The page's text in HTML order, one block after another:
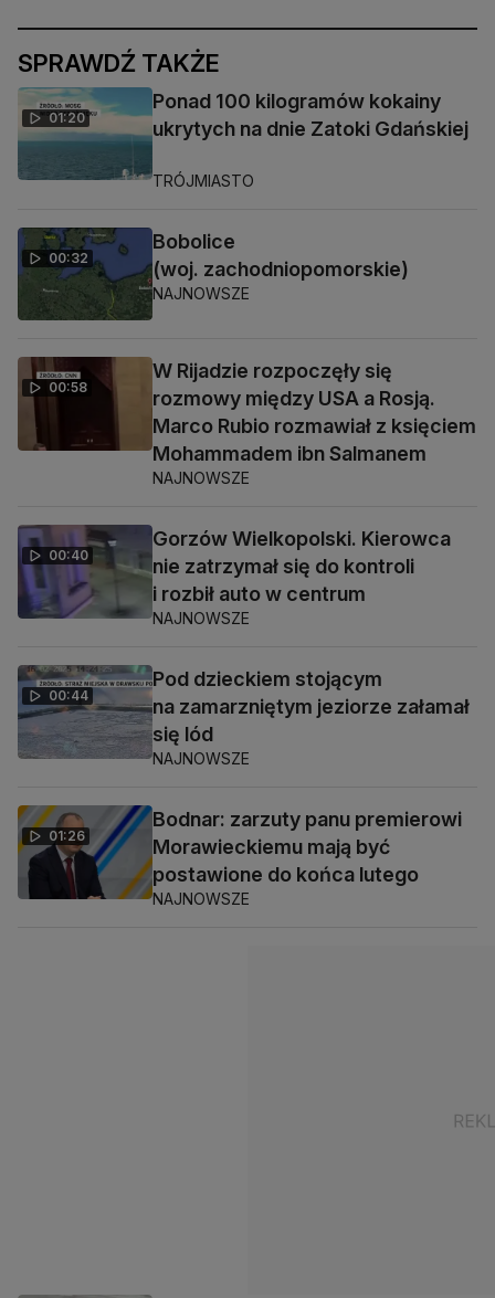
SPRAWDŹ TAKŻE
01:20
Ponad 100 kilogramów kokainy
ukrytych na dnie Zatoki Gdańskiej
TRÓJMIASTO
00:32
Bobolice
(woj. zachodniopomorskie)
NAJNOWSZE
00:58
W Rijadzie rozpoczęły się
rozmowy między USA a Rosją.
Marco Rubio rozmawiał z księciem
Mohammadem ibn Salmanem
NAJNOWSZE
00:40
Gorzów Wielkopolski. Kierowca
nie zatrzymał się do kontroli
i rozbił auto w centrum
NAJNOWSZE
00:44
Pod dzieckiem stojącym
na zamarzniętym jeziorze załamał
się lód
NAJNOWSZE
01:26
Bodnar: zarzuty panu premierowi
Morawieckiemu mają być
postawione do końca lutego
NAJNOWSZE